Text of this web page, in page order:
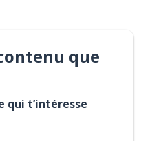
que
qui t’intéresse